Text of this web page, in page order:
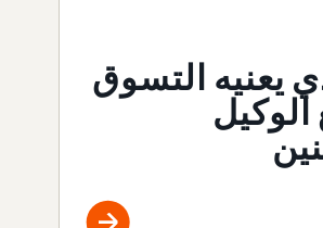
يعنيه التسوق
الوكيل